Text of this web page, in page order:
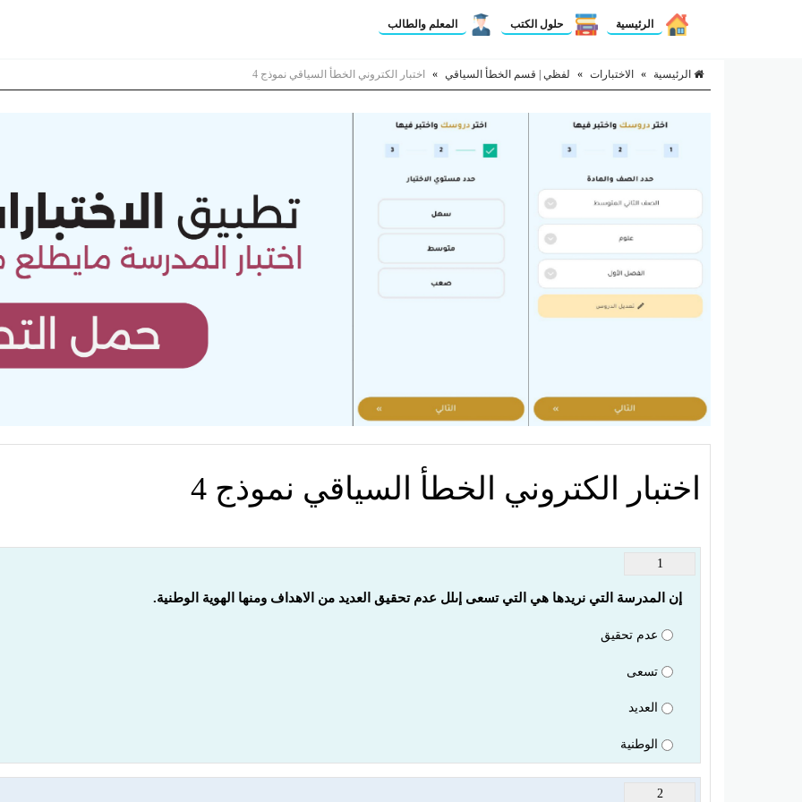
الرئيسية حلول الكتب المعلم والطالب
الرئيسية » الاختبارات » لفظي | قسم الخطأ السياقي » اختبار الكتروني الخطأ السياقي نموذج 4
اختبار الكتروني الخطأ السياقي نموذج 4
1
إن المدرسة التي نريدها هي التي تسعى إىلل عدم تحقيق العديد من الاهداف ومنها الهوية الوطنية.
عدم تحقيق
تسعى
العديد
الوطنية
2